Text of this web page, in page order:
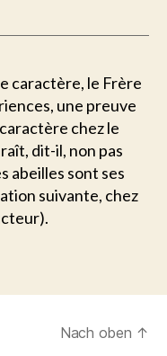
caractère, le Frère
une preuve
chez le
dit-il, non pas
abeilles sont ses
suivante, chez
Nach oben ↑